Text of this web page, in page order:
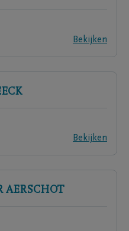
Bekijken
Bekijken
AERSCHOT